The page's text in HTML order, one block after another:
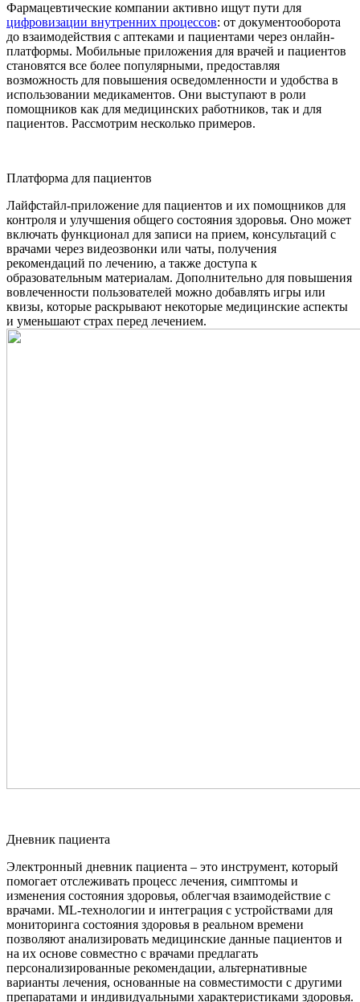
Фармацевтические компании активно ищут пути для
цифровизации внутренних процессов: от документооборота
до взаимодействия с аптеками и пациентами через онлайн-
платформы. Мобильные приложения для врачей и пациентов
становятся все более популярными, предоставляя
возможность для повышения осведомленности и удобства в
использовании медикаментов. Они выступают в роли
помощников как для медицинских работников, так и для
пациентов. Рассмотрим несколько примеров.
Платформа для пациентов
Лайфстайл-приложение для пациентов и их помощников для
контроля и улучшения общего состояния здоровья. Оно может
включать функционал для записи на прием, консультаций с
врачами через видеозвонки или чаты, получения
рекомендаций по лечению, а также доступа к
образовательным материалам. Дополнительно для повышения
вовлеченности пользователей можно добавлять игры или
квизы, которые раскрывают некоторые медицинские аспекты
и уменьшают страх перед лечением.
Дневник пациента
Электронный дневник пациента – это инструмент, который
помогает отслеживать процесс лечения, симптомы и
изменения состояния здоровья, облегчая взаимодействие с
врачами. ML-технологии и интеграция с устройствами для
мониторинга состояния здоровья в реальном времени
позволяют анализировать медицинские данные пациентов и
на их основе совместно с врачами предлагать
персонализированные рекомендации, альтернативные
варианты лечения, основанные на совместимости с другими
препаратами и индивидуальными характеристиками здоровья.